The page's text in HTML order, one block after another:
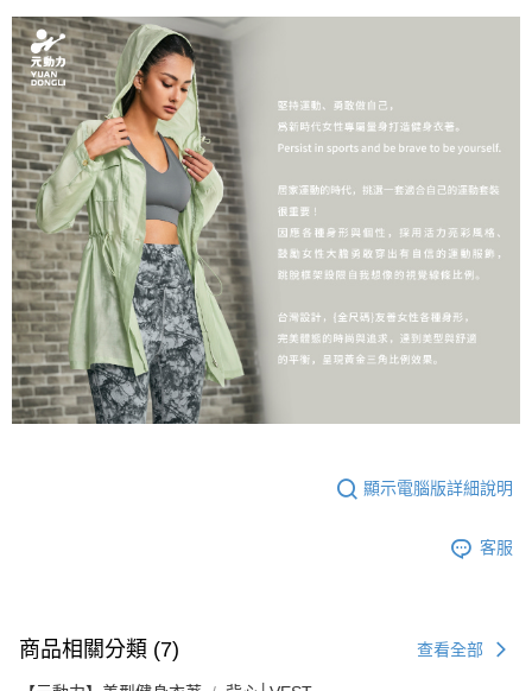
顯示電腦版詳細說明
客服
商品相關分類 (7) 查看全部